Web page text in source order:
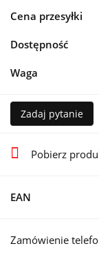
Cena przesyłki
Dostępność
Waga
Zadaj pytanie
Pobierz
EAN
Zamówienie